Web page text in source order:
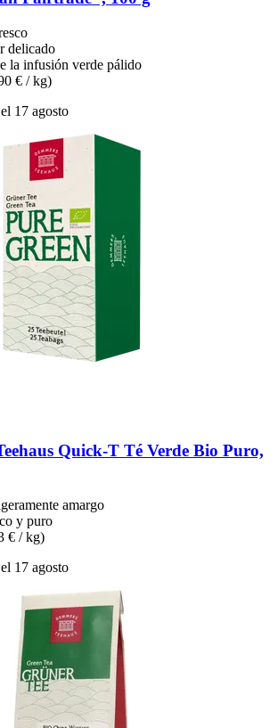
delicado
la infusión verde pálido
€ / kg)
17 agosto
Quick-​T Té Verde Bio Puro,
amargo
y puro
€ / kg)
17 agosto